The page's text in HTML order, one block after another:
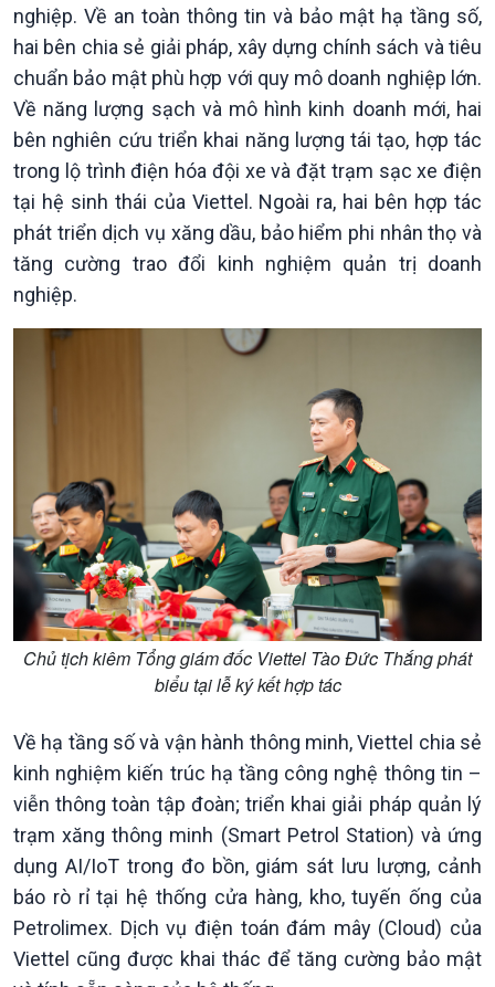
Pháp luật và đời sống
Tin Kinh tế
Trước giờ mở cửa
Dòng chảy Kinh tế
Sức sống hàng Việt
Khởi nghiệp
Tuyên chiến với gian lận
thương mại
Nông nghiệp & Biển đảo
Tin Nông nghiệp & Biển
đảo
Mùa vàng
Biển đảo Việt Nam
Tâm tình biên giới và hải
đảo
Tìm hiểu biển, đảo Việt
Nam
nghiệp. Về an toàn thông tin và bảo mật hạ tầng số,
hai bên chia sẻ giải pháp, xây dựng chính sách và tiêu
chuẩn bảo mật phù hợp với quy mô doanh nghiệp lớn.
Về năng lượng sạch và mô hình kinh doanh mới, hai
bên nghiên cứu triển khai năng lượng tái tạo, hợp tác
trong lộ trình điện hóa đội xe và đặt trạm sạc xe điện
tại hệ sinh thái của Viettel. Ngoài ra, hai bên hợp tác
phát triển dịch vụ xăng dầu, bảo hiểm phi nhân thọ và
tăng cường trao đổi kinh nghiệm quản trị doanh
nghiệp.
Chủ tịch kiêm Tổng giám đốc Viettel Tào Đức Thắng phát
biểu tại lễ ký kết hợp tác
Về hạ tầng số và vận hành thông minh, Viettel chia sẻ
kinh nghiệm kiến trúc hạ tầng công nghệ thông tin –
viễn thông toàn tập đoàn; triển khai giải pháp quản lý
trạm xăng thông minh (Smart Petrol Station) và ứng
dụng AI/IoT trong đo bồn, giám sát lưu lượng, cảnh
báo rò rỉ tại hệ thống cửa hàng, kho, tuyến ống của
Petrolimex. Dịch vụ điện toán đám mây (Cloud) của
Viettel cũng được khai thác để tăng cường bảo mật